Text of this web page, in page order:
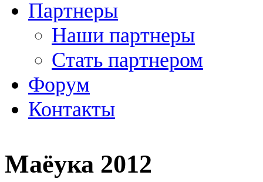
Партнеры
Наши партнеры
Стать партнером
Форум
Контакты
Маёука 2012